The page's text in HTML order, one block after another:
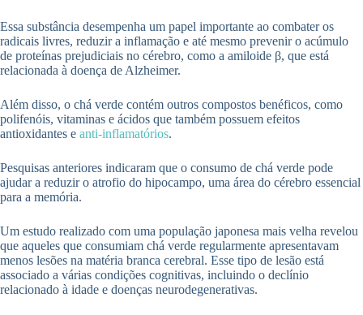
Essa substância desempenha um papel importante ao combater os
radicais livres, reduzir a inflamação e até mesmo prevenir o acúmulo
de proteínas prejudiciais no cérebro, como a amiloide β, que está
relacionada à doença de Alzheimer.
Além disso, o chá verde contém outros compostos benéficos, como
polifenóis, vitaminas e ácidos que também possuem efeitos
antioxidantes e anti-inflamatórios.
Pesquisas anteriores indicaram que o consumo de chá verde pode
ajudar a reduzir o atrofio do hipocampo, uma área do cérebro essencial
para a memória.
Um estudo realizado com uma população japonesa mais velha revelou
que aqueles que consumiam chá verde regularmente apresentavam
menos lesões na matéria branca cerebral. Esse tipo de lesão está
associado a várias condições cognitivas, incluindo o declínio
relacionado à idade e doenças neurodegenerativas.